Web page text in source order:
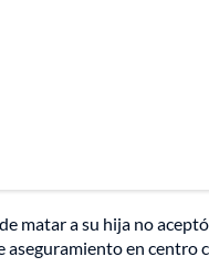
matar a su hija no
aseguramiento en centro